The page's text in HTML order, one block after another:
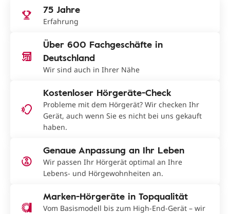
75 Jahre
Erfahrung
Über 600 Fachgeschäfte in
Deutschland
Wir sind auch in Ihrer Nähe
Kostenloser Hörgeräte-Check
Probleme mit dem Hörgerät? Wir checken Ihr
Gerät, auch wenn Sie es nicht bei uns gekauft
haben.
Genaue Anpassung an Ihr Leben
Wir passen Ihr Hörgerät optimal an Ihre
Lebens- und Hörgewohnheiten an.
Marken-Hörgeräte in Topqualität
Vom Basismodell bis zum High-End-Gerät – wir